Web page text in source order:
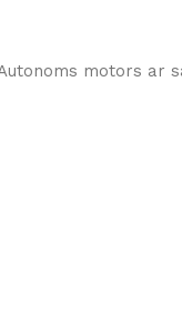
motors ar